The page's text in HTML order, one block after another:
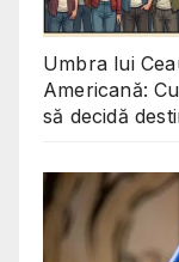
Umbra lui
Americană:
să decidă